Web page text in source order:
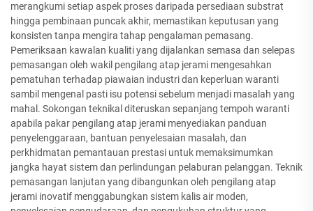
merangkumi setiap aspek proses daripada persediaan substrat
hingga pembinaan puncak akhir, memastikan keputusan yang
konsisten tanpa mengira tahap pengalaman pemasang.
Pemeriksaan kawalan kualiti yang dijalankan semasa dan selepas
pemasangan oleh wakil pengilang atap jerami mengesahkan
pematuhan terhadap piawaian industri dan keperluan waranti
sambil mengenal pasti isu potensi sebelum menjadi masalah yang
mahal. Sokongan teknikal diteruskan sepanjang tempoh waranti
apabila pakar pengilang atap jerami menyediakan panduan
penyelenggaraan, bantuan penyelesaian masalah, dan
perkhidmatan pemantauan prestasi untuk memaksimumkan
jangka hayat sistem dan perlindungan pelaburan pelanggan. Teknik
pemasangan lanjutan yang dibangunkan oleh pengilang atap
jerami inovatif menggabungkan sistem kalis air moden,